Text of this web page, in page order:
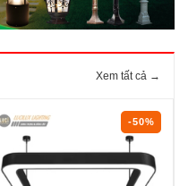
Xem tất cả →
-50%